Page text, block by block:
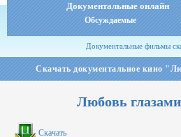
Документальные онлайн
Обсуждаемые
Документальные фильмы
Скачать документальное кино
Любовь
Скачать